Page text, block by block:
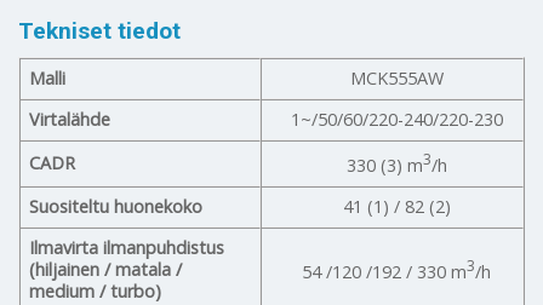
Tekniset tiedot
Malli
MCK555AW
Virtalähde
1~/50/60/220-240/220-230
CADR
330 (3) m3/h
Suositeltu huonekoko
41 (1) / 82 (2)
Ilmavirta ilmanpuhdistus
(hiljainen / matala /
medium / turbo)
54 /120 /192 / 330 m3/h